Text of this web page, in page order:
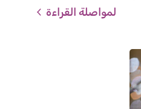
لمواصلة القراءة